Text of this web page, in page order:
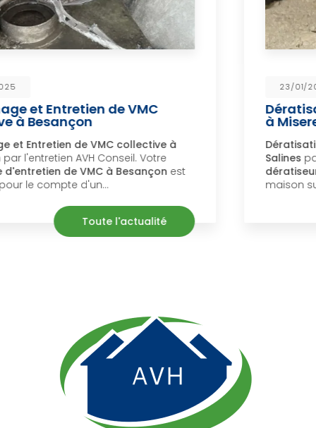
Dératisation dans un vides sanitaire
à Miserey-Salines
Dératisation dans un vide sanitaire à Miserey-
Salines par l'entreprise AVH Conseil. Votre
dératiseur à Besançonintervenu dans une
maison suite à la présence de…
Toute l'actualité